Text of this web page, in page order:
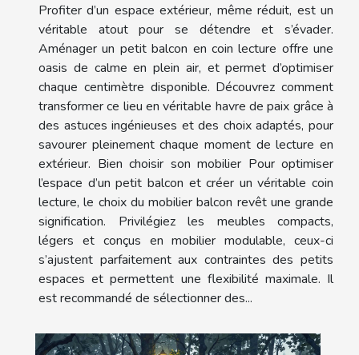
Profiter d’un espace extérieur, même réduit, est un
véritable atout pour se détendre et s’évader.
Aménager un petit balcon en coin lecture offre une
oasis de calme en plein air, et permet d’optimiser
chaque centimètre disponible. Découvrez comment
transformer ce lieu en véritable havre de paix grâce à
des astuces ingénieuses et des choix adaptés, pour
savourer pleinement chaque moment de lecture en
extérieur. Bien choisir son mobilier Pour optimiser
l’espace d’un petit balcon et créer un véritable coin
lecture, le choix du mobilier balcon revêt une grande
signification. Privilégiez les meubles compacts,
légers et conçus en mobilier modulable, ceux-ci
s’ajustent parfaitement aux contraintes des petits
espaces et permettent une flexibilité maximale. Il
est recommandé de sélectionner des...